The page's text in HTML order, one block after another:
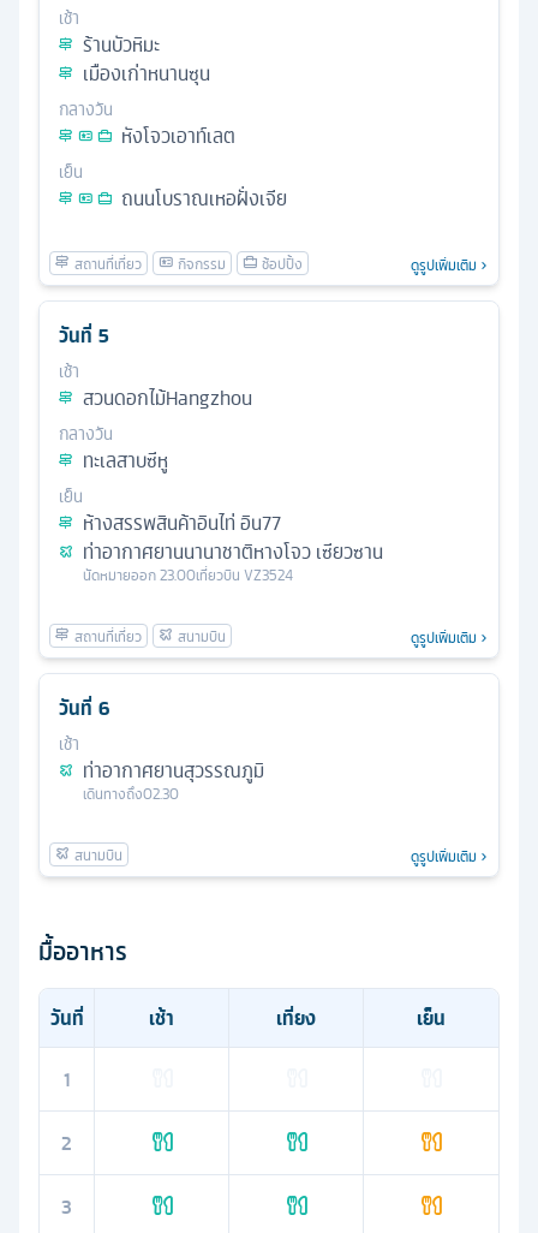
เช้า
ร้านบัวหิมะ
เมืองเก่าหนานซุน
กลางวัน
หังโจวเอาท์เลต
เย็น
ถนนโบราณเหอฝั่งเจีย
ดูรูปเพิ่มเติม
วันที่ 5
เช้า
สวนดอกไม้Hangzhou
กลางวัน
ทะเลสาบซีหู
เย็น
ห้างสรรพสินค้าอินไท่ อิน77
ท่าอากาศยานนานาชาติหางโจว เซียวซาน
นัดหมายออก23.00เที่ยวบิน VZ3524
ดูรูปเพิ่มเติม
วันที่ 6
เช้า
ท่าอากาศยานสุวรรณภูมิ
เดินทางถึง02.30
ดูรูปเพิ่มเติม
มื้ออาหาร
วันที่ เช้า เที่ยง
เย็น
1
2
3